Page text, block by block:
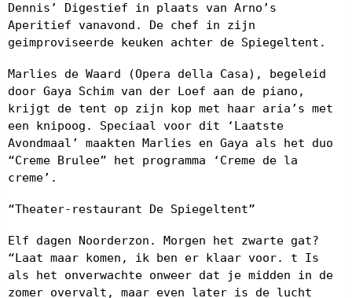
Dennis’ Digestief in plaats van Arno’s
Aperitief vanavond. De chef in zijn
geimproviseerde keuken achter de Spiegeltent.
Marlies de Waard (Opera della Casa), begeleid
door Gaya Schim van der Loef aan de piano,
krijgt de tent op zijn kop met haar aria’s met
een knipoog. Speciaal voor dit ‘Laatste
Avondmaal’ maakten Marlies en Gaya als het duo
“Creme Brulee” het programma ‘Creme de la
creme’.
“Theater-restaurant De Spiegeltent”
Elf dagen Noorderzon. Morgen het zwarte gat?
“Laat maar komen, ik ben er klaar voor. t Is
als het onverwachte onweer dat je midden in de
zomer overvalt, maar even later is de lucht